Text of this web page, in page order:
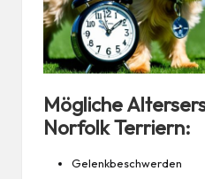
Mögliche
Norfolk Terriern:
Gelenkbeschwerden